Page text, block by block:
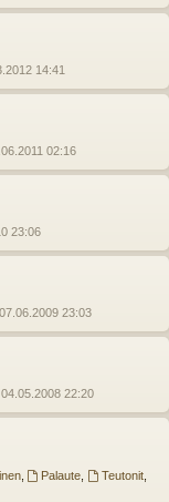
14:41
02:16
23:06
23:03
04.05.2008 22:20
, Palaute Teutonit